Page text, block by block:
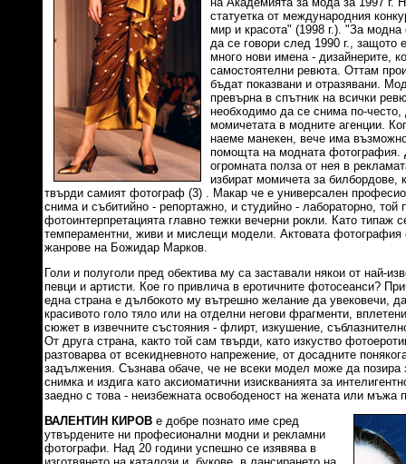
статуетка от международния
мир и красота" (1998 г.). "За
да се говори след 1990 г., защото
много нови имена - дизайнерите,
самостоятелни ревюта. Оттам
бъдат показвани и отразявани.
превърна в спътник на всички
необходимо да се снима по-често,
момичетата в модните агенции.
наеме манекен, вече има
помощта на модната фотография.
огромната полза от нея в
избират момичета за билбордове,
твърди самият фотограф (3) . Макар че е универсален
снима и събитийно - репортажно, и студийно - лабораторно, той
фотоинтерпретацията главно тежки вечерни рокли. Като типаж
темпераментни, живи и мислещи модели. Актовата
жанрове на Божидар Марков.
Голи и полуголи пред обектива му са заставали някои от най-
певци и артисти. Кое го привлича в еротичните фотосеанси?
една страна е дълбокото му вътрешно желание да увековечи,
красивото голо тяло или на отделни негови фрагменти,
сюжет в извечните състояния - флирт, изкушение,
От друга страна, както той сам твърди, като изкуство
разтоварва от всекидневното напрежение, от досадните
задължения. Съзнава обаче, че не всеки модел може да позира
снимка и издига като аксиоматични изискванията за
заедно с това - неизбежната освободеност на жената или мъжа
ВАЛЕНТИН КИРОВ е добре познато име сред
утвърдените ни професионални модни и рекламни
фотографи. Над 20 години успешно се изявява в